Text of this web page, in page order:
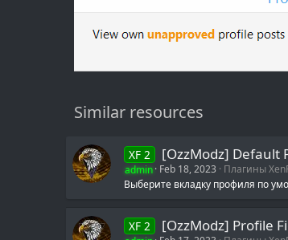
Similar resources
XF 2 [OzzModz] Default
admin Feb 18, 2023
Плагины
Выберите вкладку профиля по
XF 2 [OzzModz] Profile